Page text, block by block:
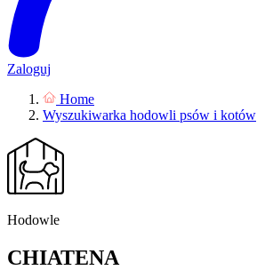
Zaloguj
Home
Wyszukiwarka hodowli psów i kotów
Hodowle
CHIATENA